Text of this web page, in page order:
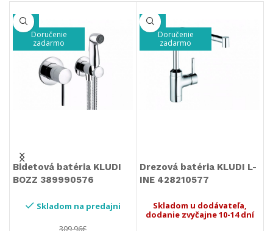
-33%
Doručenie
zadarmo
Drezová batéria KLUDI
LOGO-NEO 379130575
Skladom u dodávateľa,
dodanie zvyčajne 10-14 dní
-33%
Doručenie
zadarmo
Drezová batéria KLUDI
LOGO-NEO 379240575
Skladom u dodávateľa,
dodanie zvyčajne 10-14 dní